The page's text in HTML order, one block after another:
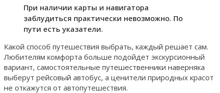
При наличии карты и навигатора
заблудиться практически невозможно. По
пути есть указатели.
Какой способ путешествия выбрать, каждый решает сам.
Любителям комфорта больше подойдет экскурсионный
вариант, самостоятельные путешественники наверняка
выберут рейсовый автобус, а ценители природных красот
не откажутся от автопутешествия.